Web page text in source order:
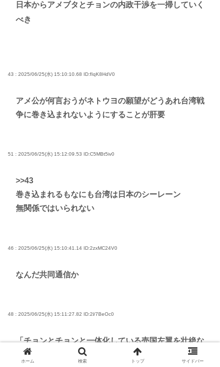
日本からアメブタとチョンの内政干渉を一掃していく
べき
43 : 2025/06/25(水) 15:10:10.68 ID:fIqK8HdV0
アメ公が何言おうがネトウヨの願望がどうあれ台湾戦
争に巻き込まれないようにすることが肝要
51 : 2025/06/25(水) 15:12:09.53 ID:C5MBt5iv0
>>43
巻き込まれるもなにも台湾は日本のシーレーン
無関係ではいられない
46 : 2025/06/25(水) 15:10:41.14 ID:2zxMC24V0
なんだ共同通信か
48 : 2025/06/25(水) 15:11:27.82 ID:2l/7BeOc0
「チョンとチョンと一体化している売国左翼を壮絶な
拷問にかけながら皆殺しにする」でもう国民的なコン
ホーム 検索 トップ サイドバー